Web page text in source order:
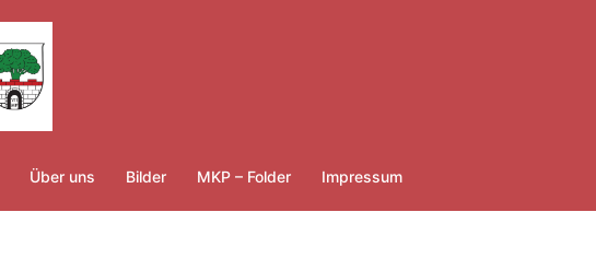
Über uns Bilder MKP – Folder Impressum